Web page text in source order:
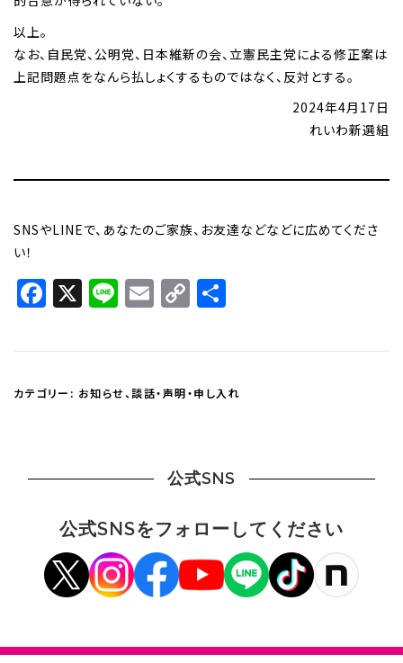
以上。
なお、自民党、公明党、日本維新の会、立憲民主党による修正案は
上記問題点をなんら払しょくするものではなく、反対とする。
2024年4月17日
れいわ新選組
SNSやLINEで、あなたのご家族、お友達などなどに広めてくださ
い！
Facebook
X LineEmail
Copy
Link
カテゴリー: お知らせ、談話・声明・申し入れ
公式SNS
公式SNSをフォローしてください